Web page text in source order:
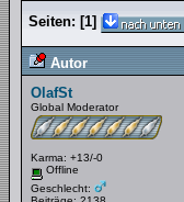
Seiten: [1]
Autor
OlafSt
Global Moderator
Karma: +13/-0
Offline
Geschlecht: